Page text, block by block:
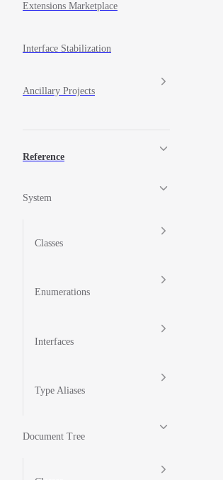
Extensions Marketplace
Interface Stabilization
Ancillary Projects
Reference
System
Classes
Enumerations
Interfaces
Type Aliases
Document Tree